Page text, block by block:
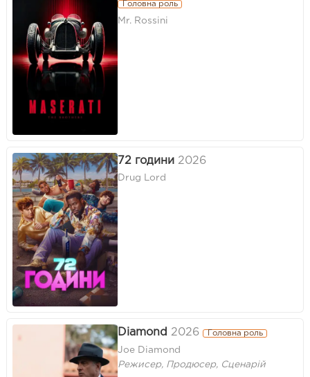
Головна роль
Mr. Rossini
72 години 2026
Drug Lord
Diamond 2026 Головна роль
Joe Diamond
Режисер, Продюсер, Сценарій